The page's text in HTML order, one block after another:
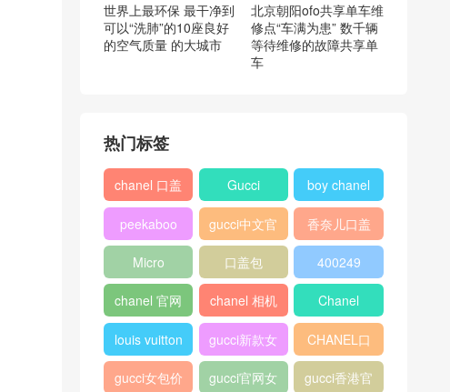
世界上最环保 最干净到
可以“洗肺”的10座良好
的空气质量 的大城市
北京朝阳ofo共享单车维
修点“车满为患” 数千辆
等待维修的故障共享单
车
热门标签
chanel 口盖
包
Gucci
boy chanel
口盖包
peekaboo
gucci中文官
网
香奈儿口盖
包2018
Micro
Luggage
口盖包 400249
chanel 官网
chanel 相机
包
Chanel
louis vuitton
gucci新款女
包
CHANEL口
盖包
gucci女包价
gucci官网女
gucci香港官